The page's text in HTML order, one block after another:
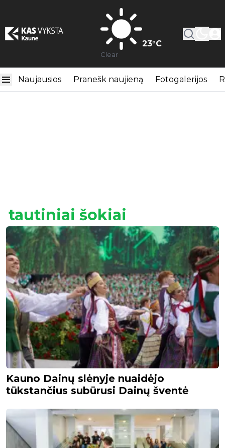
23°C
Clear
Naujausios Pranešk naujieną Fotogalerijos
tautiniai šokiai
Kauno Dainų slėnyje nuaidėjo
tūkstančius subūrusi Dainų šventė